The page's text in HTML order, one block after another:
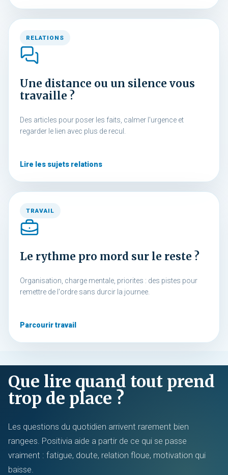
RELATIONS
Une distance ou un silence vous
travaille ?
Des articles pour poser les faits, calmer l'urgence et
regarder le lien avec plus de recul.
Lire les sujets relations
TRAVAIL
Le rythme pro mord sur le reste ?
Organisation, charge mentale, priorites : des pistes pour
remettre de l'ordre sans durcir la journee.
Parcourir travail
Que lire quand tout prend
trop de place ?
Les questions du quotidien arrivent rarement bien
rangees. Positivia aide a partir de ce qui se passe
vraiment : fatigue, doute, relation floue, motivation qui
baisse.